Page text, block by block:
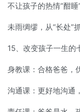
不让孩子的热情“酣睡
未雨绸缪，从“长处”
15、改变孩子一生的
身教课：合格爸爸，
沟通课：更好地沟通